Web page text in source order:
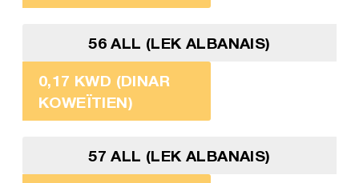
56 ALL (LEK ALBANAIS)
0,17 KWD (DINAR
KOWEÏTIEN)
57 ALL (LEK ALBANAIS)